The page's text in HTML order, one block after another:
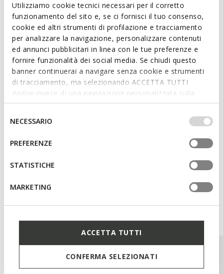
Utilizziamo cookie tecnici necessari per il corretto
funzionamento del sito e, se ci fornisci il tuo consenso,
cookie ed altri strumenti di profilazione e tracciamento
per analizzare la navigazione, personalizzare contenuti
ed annunci pubblicitari in linea con le tue preferenze e
fornire funzionalità dei social media. Se chiudi questo
banner continuerai a navigare senza cookie e strumenti
di tracciamento, ma selezionando ACCETTA TUTTI
godrai invece di una navigazione personalizzata sulla
base dei tuoi gusti ed interessi. Selezionando
IMPOSTAZIONI potrai anche scegliere quali cookies ed
altri strumenti di tracciamento autorizzare. Per maggiori
informazioni o per modificare in qualsiasi momento le
tue impostazioni, visita la nostra
consenso
NECESSARIO
PREFERENZE
STATISTICHE
MARKETING
ACCETTA TUTTI
CONFERMA SELEZIONATI
Features
Dimensions: H: 25 cm, L: 26 cm, W: 6 cm
Internal details: 2 internal pockets
Crook of arm
Adjustable strap
Shoulder style
Zip fastening
Materials